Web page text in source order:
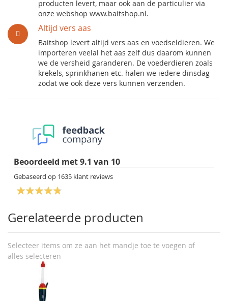
producten levert, maar ook aan de particulier via
onze webshop www.baitshop.nl.
Altijd vers aas
Baitshop levert altijd vers aas en voedseldieren. We
importeren veelal het aas zelf dus daarom kunnen
we de versheid garanderen. De voederdieren zoals
krekels, sprinkhanen etc. halen we iedere dinsdag
zodat we ook deze vers kunnen verzenden.
Beoordeeld met9.1 van 10
Gebaseerd op 1635 klant reviews
Gerelateerde producten
Selecteer items om ze aan het mandje toe te voegen of
alles selecteren